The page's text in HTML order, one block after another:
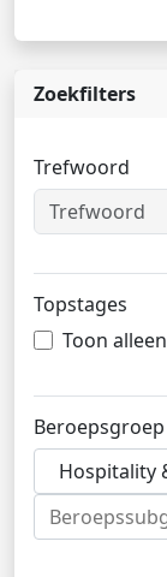
Zoekfilters
Trefwoord
Topstages
Toon
Beroepsgroep
Hospitality